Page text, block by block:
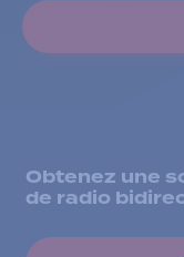
Obtenez une
de radio